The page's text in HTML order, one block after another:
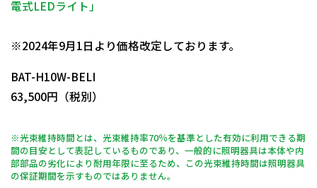
電式LEDライト」
※2024年9月1日より価格改定しております。
BAT-H10W-BELI
63,500円（税別）
※光束維持時間とは、光束維持率70％を基準とした有効に利用できる期
間の目安として表記しているものであり、一般的に照明器具は本体や内
部部品の劣化により耐用年限に至るため、この光束維持時間は照明器具
の保証期間を示すものではありません。